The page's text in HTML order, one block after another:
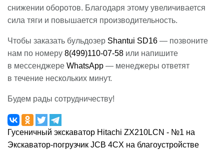
снижении оборотов. Благодаря этому увеличивается
сила тяги и повышается производительность.
Чтобы заказать бульдозер Shantui SD16 — позвоните
нам по номеру 8(499)110-07-58 или напишите
в мессенджере WhatsApp — менеджеры ответят
в течение нескольких минут.
Будем рады сотрудничеству!
Гусеничный экскаватор Hitachi ZX210LCN - №1 на
Экскаватор-погрузчик JCB 4CX на благоустройстве